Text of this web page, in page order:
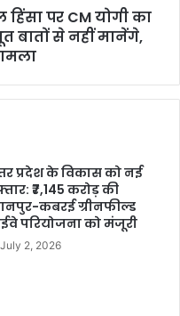
पर CM योगी का
बातों से नहीं मानेंगे,
प्रदेश के विकास को नई
₹7,145 करोड़ की
कबरई ग्रीनफील्ड
परियोजना को मंजूरी
July 2, 2026